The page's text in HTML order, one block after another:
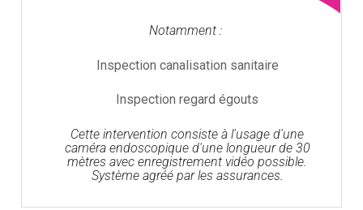
Notamment :
Inspection canalisation sanitaire
Inspection regard égouts
Cette intervention consiste à l'usage d'une
caméra endoscopique d'une longueur de 30
mètres avec enregistrement vidéo possible.
Système agréé par les assurances.